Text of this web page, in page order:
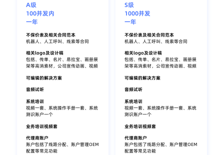
A级
100并发内
一年
不保价表及相关合同范本
机器人、人工呼叫、线索等合同
相关logo及设计稿
包括、传单、名片、易拉宝、画册展
架等高消索材，公司宣传动画、视频
可编辑的解决方案
音频试听
系统培训
视频一套、系统操作手册一套、系统
测识账户一个
业务培训视频套
代理商账户
账户包括了线路分配、账户管理OEM
配置等常见功能
S级
1000并发
一年
不保价表及相关合同范本
机器人、人工呼叫、线索等合同
相关logo及设计稿
包括、传单、名片、易拉宝、画册展
架等高消索材，公司宣传动画、视频
可编辑的解决方案
音频试听
系统培训
视频一套、系统操作手册一套、系统
测识账户一个
业务培训视频套
代理商账户
账户包括了线路分配、账户管理OEM
配置等常见功能